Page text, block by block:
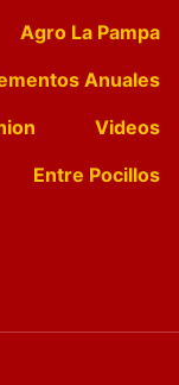
Agro La Pampa
Anuales
Videos
Entre Pocillos